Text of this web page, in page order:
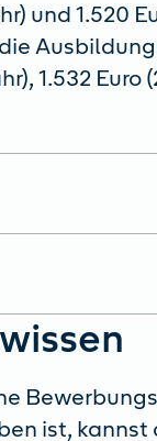
und 1.520
1.532 Euro
ist, kannst